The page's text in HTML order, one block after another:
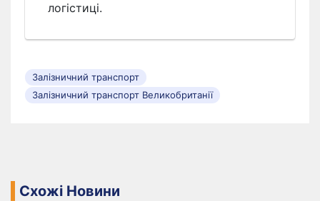
логістиці.
Залізничний транспорт
Залізничний транспорт Великобританії
Схожі Новини